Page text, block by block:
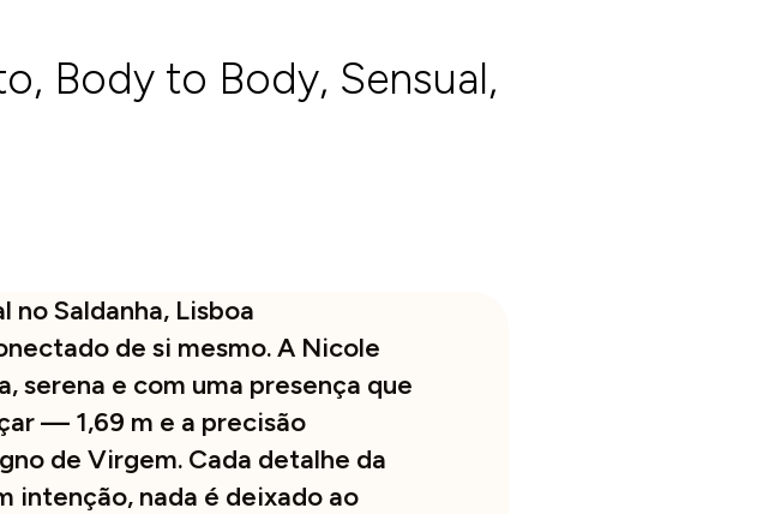
Body to Body, Sensual,
Saldanha, Lisboa
de si mesmo. A Nicole
serena e com uma presença que
— 1,69 m e a precisão
de Virgem. Cada detalhe da
intenção, nada é deixado ao